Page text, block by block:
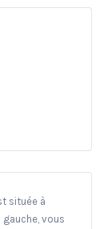
située à
gauche, vous